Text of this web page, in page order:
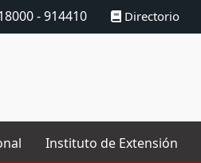
- 914410 Directorio
Instituto de Extensión